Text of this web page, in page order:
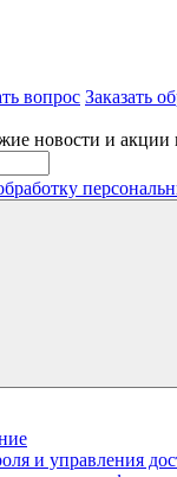
вопрос Заказать
новости и акции
и управления